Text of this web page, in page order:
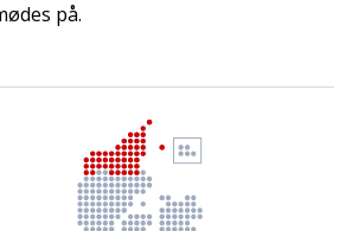
på.